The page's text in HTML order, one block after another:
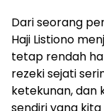
Dari seorang
Haji Listiono
tetap rendah
rezeki sejati
ketekunan, dan
sendiri yang